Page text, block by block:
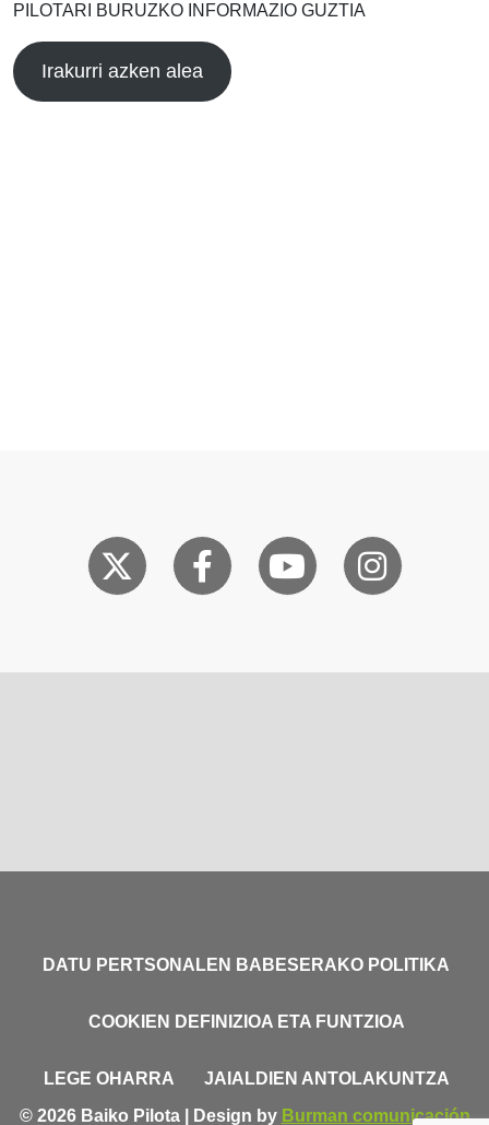
PILOTARI BURUZKO INFORMAZIO GUZTIA
Irakurri azken alea
DATU PERTSONALEN BABESERAKO POLITIKA
COOKIEN DEFINIZIOA ETA FUNTZIOA
LEGE OHARRA
JAIALDIEN ANTOLAKUNTZA
© 2026 Baiko Pilota | Design by Burman comunicación